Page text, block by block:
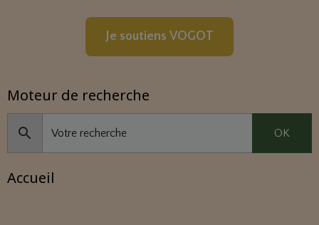
Je soutiens VOGOT
Moteur de recherche
OK
Accueil